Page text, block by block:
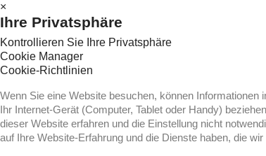
×
Ihre Privatsphäre
Kontrollieren Sie Ihre Privatsphäre
Cookie Manager
Cookie-Richtlinien
Wenn Sie eine Website besuchen, können
Ihr Internet-Gerät (Computer, Tablet oder Handy)
dieser Website erfahren und die Einstellung nicht
auf Ihre Website-Erfahrung und die Dienste haben, die